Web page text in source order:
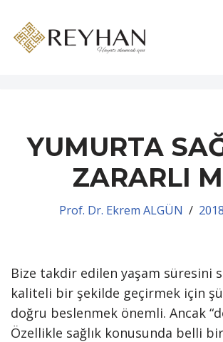
İçeriğe
YUMURTA
ZARARLI
Prof. Dr. Ekrem ALGÜN
Bize takdir edilen yaşam süresini
kaliteli bir şekilde geçirmek için
doğru beslenmek önemli. Ancak
Özellikle sağlık konusunda belli